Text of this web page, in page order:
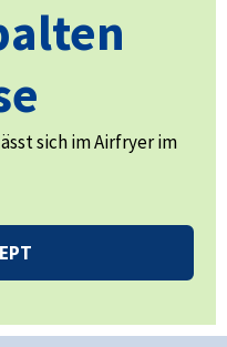
sich im Airfryer im